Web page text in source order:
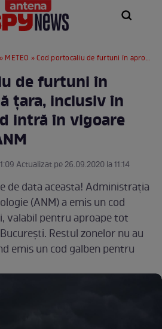
» METEO » Cod portocaliu de furtuni în aproape toată țara, inclusiv în Capitală! Când intră în vigoare avertizarea ANM
de furtuni în
țara, inclusiv în
intră în vigoare
Actualizat pe 26.09.2020 la 11:14
de data aceasta! Administrația
(ANM) a emis un cod
valabil pentru aproape tot
Restul zonelor nu au
emis un cod galben pentru